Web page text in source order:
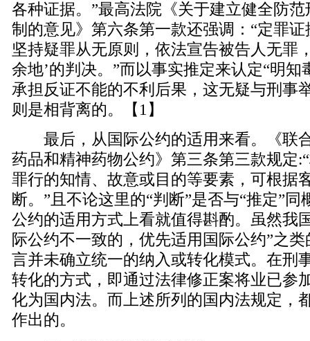
各种证据。”最高法院《关于建立健全防
制的意见》第六条第一款还强调：“定罪
坚持疑罪从无原则，依法宣告被告人无罪
余地’的判决。”而以事实推定来认定“明知
承担反证不能的不利后果，这无疑与刑事
则是相背离的。【1】
最后，从国际公约的适用来看。《联
药品和精神药物公约》第三条第三款规定
罪行的知情、故意或目的等要素，可根据
断。”且不论这里的“判断”是否与“推定”
公约的适用方式上看就值得斟酌。虽然我
际公约不一致的，优先适用国际公约”之
言并未确立统一的纳入或转化模式。在刑
转化的方式，即通过法律修正案将业已参
化为国内法。而上述所列的国内法规定，
作出的。